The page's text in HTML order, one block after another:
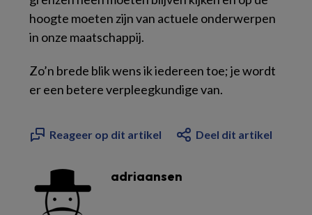
hoogte moeten zijn van actuele onderwerpen
in onze maatschappij.
Zo’n brede blik wens ik iedereen toe; je wordt
er een betere verpleegkundige van.
Reageer op dit artikel Deel dit artikel
adriaansen